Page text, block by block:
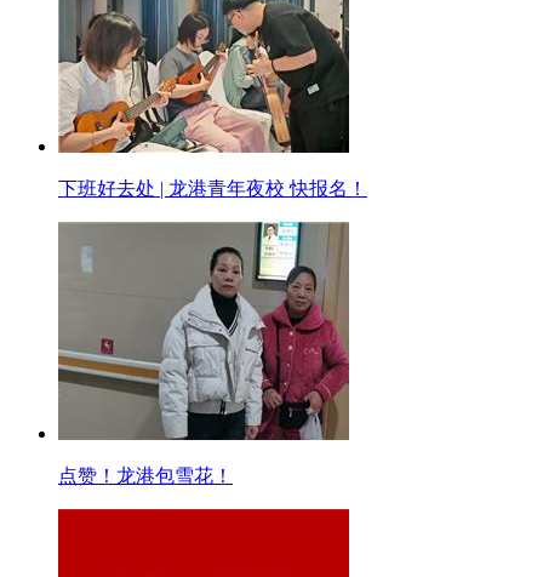
下班好去处 | 龙港青年夜校 快报名！
点赞！龙港包雪花！